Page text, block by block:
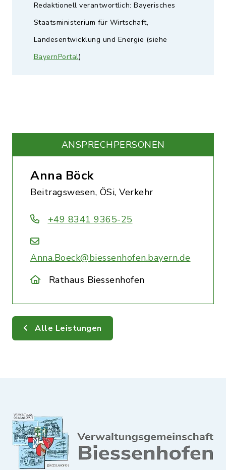
Redaktionell verantwortlich: Bayerisches
Staatsministerium für Wirtschaft,
Landesentwicklung und Energie (siehe
BayernPortal)
ANSPRECHPERSONEN
Anna Böck
Beitragswesen, ÖSi, Verkehr
+49 8341 9365-25
Anna.Boeck@biessenhofen.bayern.de
Rathaus Biessenhofen
Alle Leistungen